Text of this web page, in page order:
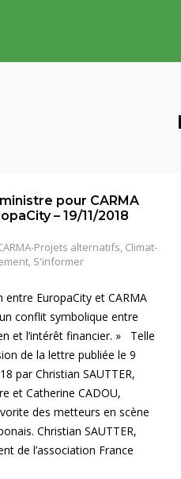
pour CARMA
– 19/11/2018
Projets alternatifs, Climat-
, S'informer
entre EuropaCity et CARMA
conflit symbolique entre
et l’intérêt financier. » Telle
de la lettre publiée le 9
par Christian SAUTTER,
et Catherine CADOU,
des metteurs en scène
Christian SAUTTER,
de l’association France